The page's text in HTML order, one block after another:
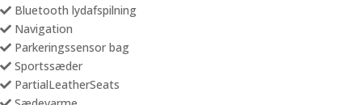
Bluetooth lydafspilning
Navigation
Parkeringssensor bag
Sportssæder
PartialLeatherSeats